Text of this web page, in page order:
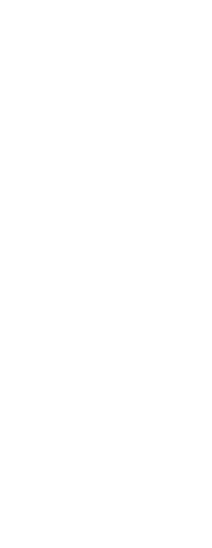
En este contexto, ha
“como la única
independientemente del
instrumento de progreso,
El acto inauguración del
del resumen de la
Álvarez, que ha dado paso
últimos meses. El Coro
Camerata’ han
en
Puedes ponerte en